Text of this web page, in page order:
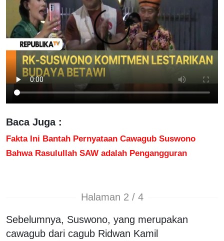
Baca Juga :
Fakta Ini Bantah Pernyataan Cawagub Suswono
Bahwa Rasulullah SAW adalah Pengangguran
Halaman 2 / 4
Sebelumnya, Suswono, yang merupakan
cawagub dari cagub Ridwan Kamil